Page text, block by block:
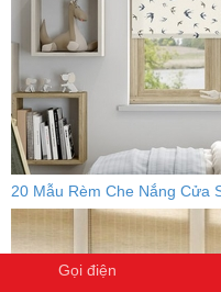
20 Mẫu Rèm Che Nắng Cửa
Gọi điện